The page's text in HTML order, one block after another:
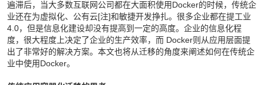
遍滞后，当大多数互联网公司都在大面积使用Docker的时候，传统企
业还在为虚拟化、公有云[注]和敏捷开发挣扎。很多企业都在提工业
4.0，但是信息化建设却没有提高到一定的高度。企业的信息化程
度，很大程度上决定了企业的生产效率，而 Docker则从应用层面提
出了非常好的解决方案。本文也将从迁移的角度来阐述如何在传统企
业中使用Docker。